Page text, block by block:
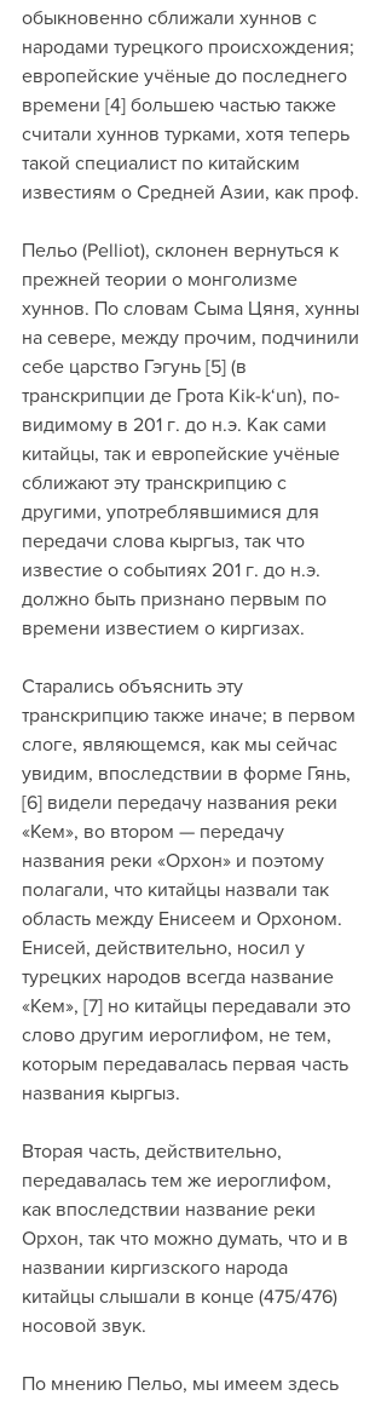
обыкновенно сближали хуннов с
народами турецкого происхождения;
европейские учёные до последнего
времени [4] большею частью также
считали хуннов турками, хотя теперь
такой специалист по китайским
известиям о Средней Азии, как проф.
Пельо (Pelliot), склонен вернуться к
прежней теории о монголизме
хуннов. По словам Сыма Цяня, хунны
на севере, между прочим, подчинили
себе царство Гэгунь [5] (в
транскрипции де Грота Kik-k‘un), по-
видимому в 201 г. до н.э. Как сами
китайцы, так и европейские учёные
сближают эту транскрипцию с
другими, употреблявшимися для
передачи слова кыргыз, так что
известие о событиях 201 г. до н.э.
должно быть признано первым по
времени известием о киргизах.
Старались объяснить эту
транскрипцию также иначе; в первом
слоге, являющемся, как мы сейчас
увидим, впоследствии в форме Гянь,
[6] видели передачу названия реки
«Кем», во втором — передачу
названия реки «Орхон» и поэтому
полагали, что китайцы назвали так
область между Енисеем и Орхоном.
Енисей, действительно, носил у
турецких народов всегда название
«Кем», [7] но китайцы передавали это
слово другим иероглифом, не тем,
которым передавалась первая часть
названия кыргыз.
Вторая часть, действительно,
передавалась тем же иероглифом,
как впоследствии название реки
Орхон, так что можно думать, что и в
названии киргизского народа
китайцы слышали в конце (475/476)
носовой звук.
По мнению Пельо, мы имеем здесь